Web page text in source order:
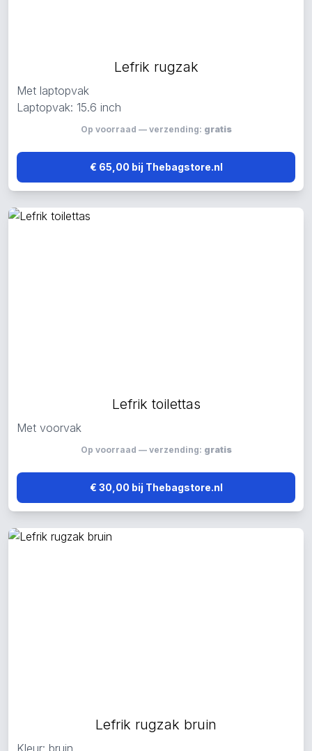
Lefrik rugzak
Met laptopvak
Laptopvak: 15.6 inch
Op voorraad — verzending: gratis
€ 65,00 bij Thebagstore.nl
Lefrik toilettas
Met voorvak
Op voorraad — verzending: gratis
€ 30,00 bij Thebagstore.nl
Lefrik rugzak bruin
Kleur: bruin